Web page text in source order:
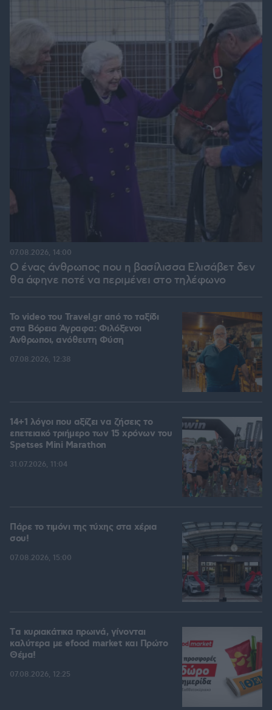
Ο ένας άνθρωπος που η βασίλισσα Ελισάβετ δεν
θα άφηνε ποτέ να περιμένει στο τηλέφωνο
07.08.2026, 14:00
To video του Travel.gr από το ταξίδι
στα Βόρεια Άγραφα: Φιλόξενοι
Άνθρωποι, ανόθευτη Φύση
07.08.2026, 12:38
14+1 λόγοι που αξίζει να ζήσεις το
επετειακό τριήμερο των 15 χρόνων του
Spetses Mini Marathon
31.07.2026, 11:04
Πάρε το τιμόνι της τύχης στα χέρια
σου!
07.08.2026, 15:00
Tα κυριακάτικα πρωινά, γίνονται
καλύτερα με efood market και Πρώτο
Θέμα!
07.08.2026, 12:25